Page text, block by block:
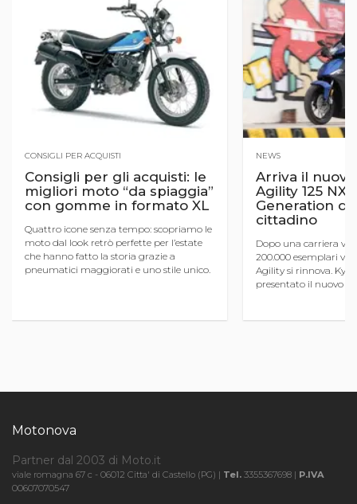
CONSIGLI PER ACQUISTI
Consigli per gli acquisti: le
migliori moto “da spiaggia”
con gomme in formato XL
Quattro icone senza tempo: scopriamo le
moto dal look retrò perfette per l’estate
che hanno fatto la storia grazie a
pneumatici maggiorati e uno stile unico.
NEWS
Arriva il
Agility 125 NX,
Generation
cittadino
Dopo una carriera
200.000 esemplari
Agility si rinnova.
presentato il nuovo
Motonova
Partner dal 2003 di Moto.it
viale romagna 67 c - 06012 Citta' di Castello (PG) | Tel. 3355367698 | P.IVA
00607070547